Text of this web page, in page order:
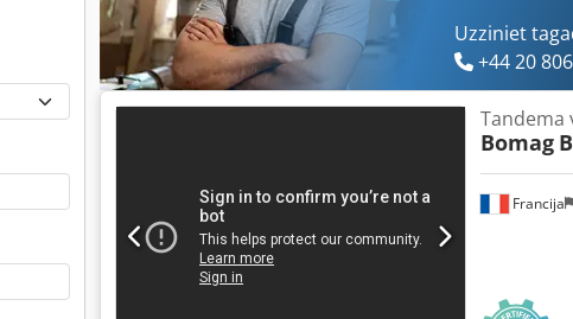
ērti rīki un resursi visiem tehnikas īpašniekiem un
Uzziniet
+44 20
Francija
Tandema
Bomag